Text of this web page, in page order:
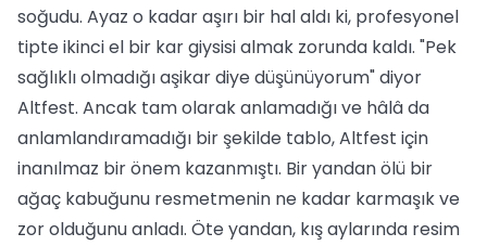
soğudu. Ayaz o kadar aşırı bir hal aldı ki, profesyonel
tipte ikinci el bir kar giysisi almak zorunda kaldı. "Pek
sağlıklı olmadığı aşikar diye düşünüyorum" diyor
Altfest. Ancak tam olarak anlamadığı ve hâlâ da
anlamlandıramadığı bir şekilde tablo, Altfest için
inanılmaz bir önem kazanmıştı. Bir yandan ölü bir
ağaç kabuğunu resmetmenin ne kadar karmaşık ve
zor olduğunu anladı. Öte yandan, kış aylarında resim